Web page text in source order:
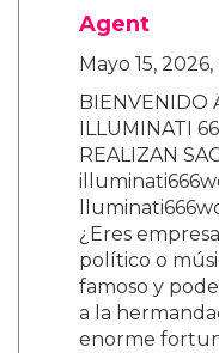
Agent
Mayo 15, 2026,
BIENVENIDO
ILLUMINATI
REALIZAN
¿Eres
político o
famoso y
a la
enorme